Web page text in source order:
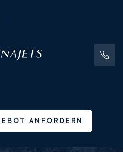
ANFORDERN